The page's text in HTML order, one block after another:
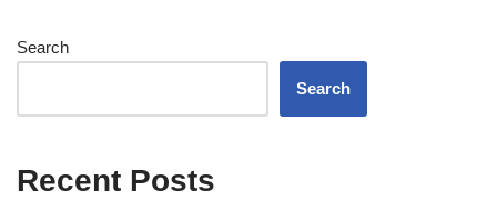
Search
Search
Recent Posts